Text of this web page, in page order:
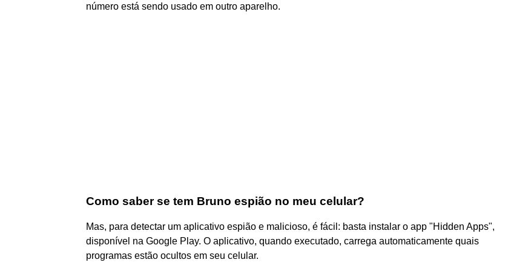
número está sendo usado em outro aparelho.
Como saber se tem Bruno espião no meu celular?
Mas, para detectar um aplicativo espião e malicioso, é fácil: basta instalar o app "Hidden Apps",
disponível na Google Play. O aplicativo, quando executado, carrega automaticamente quais
programas estão ocultos em seu celular.